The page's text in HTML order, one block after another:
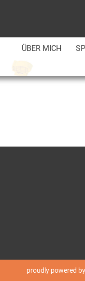
ÜBER MICH
proudly powered by